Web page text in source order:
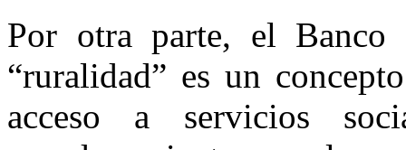
Por otra parte, el
“ruralidad” es un
acceso a servicios